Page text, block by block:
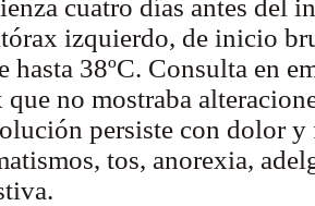
cuatro días antes del
izquierdo, de inicio
hasta 38ºC. Consulta en
que no mostraba
persiste con dolor
tos, anorexia,